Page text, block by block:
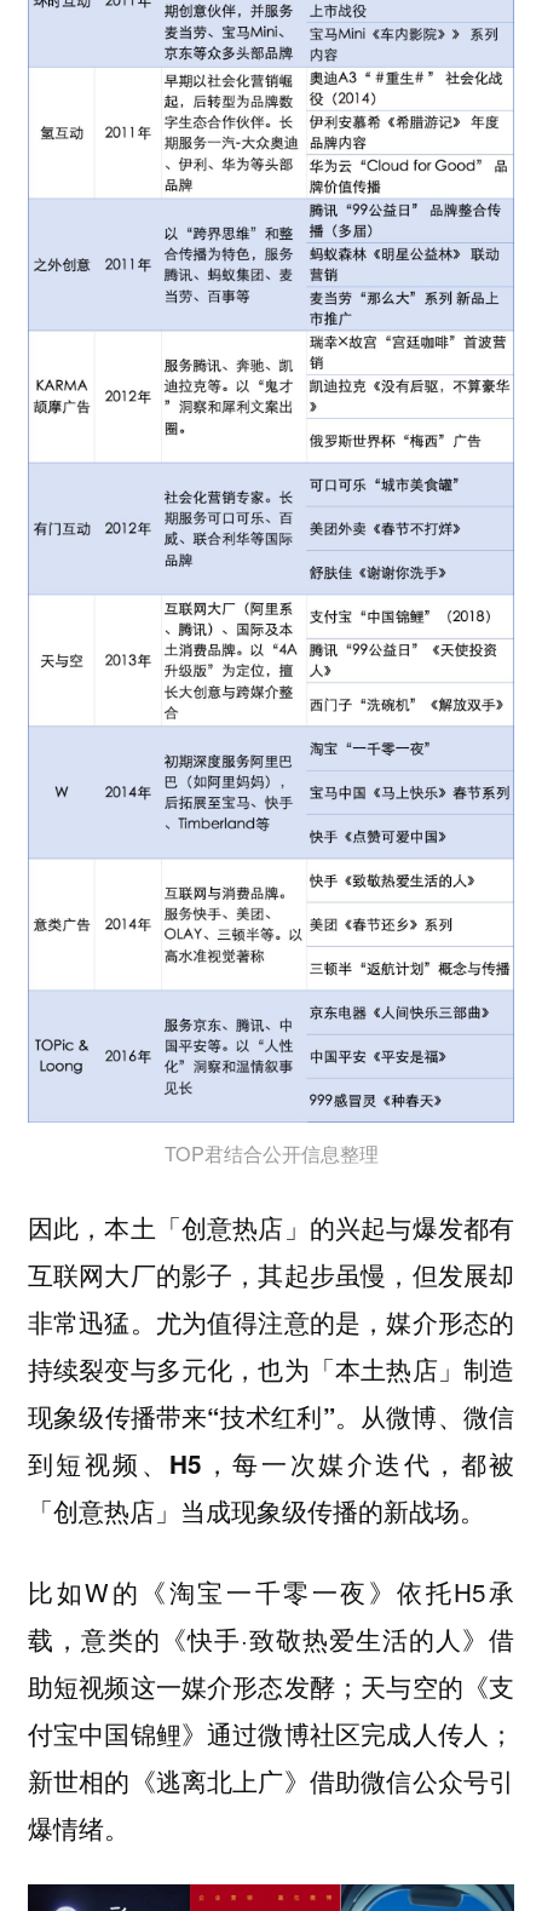
TOP君结合公开信息整理
因此，本土「创意热店」的兴起与爆发都有
互联网大厂的影子，其起步虽慢，但发展却
非常迅猛。尤为值得注意的是，媒介形态的
持续裂变与多元化，也为「本土热店」制造
现象级传播带来“技术红利”。从微博、微信
到短视频、H5，每一次媒介迭代，都被
「创意热店」当成现象级传播的新战场。
比如W的《淘宝一千零一夜》依托H5承
载，意类的《快手·致敬热爱生活的人》借
助短视频这一媒介形态发酵；天与空的《支
付宝中国锦鲤》通过微博社区完成人传人；
新世相的《逃离北上广》借助微信公众号引
爆情绪。